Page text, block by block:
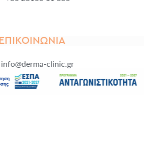
ΕΠΙΚΟΙΝΩΝΊΑ
info@derma-clinic.gr